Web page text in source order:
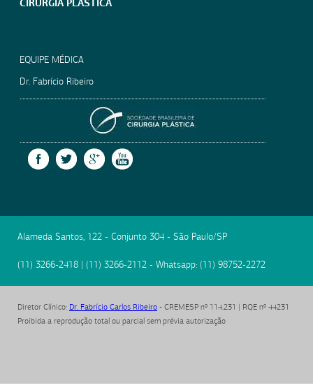
EQUIPE MÉDICA
Dr. Fabrício Ribeiro
FACEBOOKTWITTERGOOGLE +
Alameda Santos, 122 - Conjunto 304 - São Paulo/SP
(11) 3266-2418 | (11) 3266-2112 - Whatsapp: (11) 98752-2272
Diretor Clínico: Dr. Fabrício Carlos Ribeiro - CREMESP nº 114.231 | RQE nº 44231
Proibida a reprodução total ou parcial sem prévia autorização